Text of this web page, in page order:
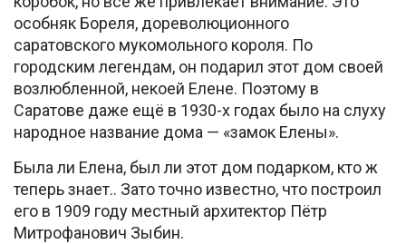
особняк Бореля, дореволюционного
саратовского мукомольного короля. По
городским легендам, он подарил этот дом своей
возлюбленной, некоей Елене. Поэтому в
Саратове даже ещё в 1930-х годах было на слуху
народное название дома — «замок Елены».
Была ли Елена, был ли этот дом подарком, кто ж
теперь знает.. Зато точно известно, что построил
его в 1909 году местный архитектор Пётр
Митрофанович Зыбин.